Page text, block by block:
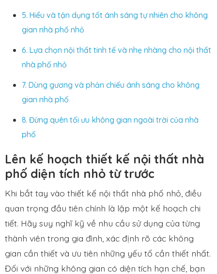
Hiểu và tận dụng tốt ánh sáng tự nhiên cho không
gian nhà phố nhỏ
Lựa chọn nội thất tinh tế và nhẹ nhàng cho nội thất
nhà phố nhỏ
Dùng gương và phản chiếu ánh sáng cho không
gian nhà phố
Đừng quên tối ưu không gian ngoài trời của nhà
phố
Lên kế hoạch thiết kế nội thất nhà
phố diện tích nhỏ từ trước
Khi bắt tay vào thiết kế nội thất nhà phố nhỏ , điều
quan trọng đầu tiên chính là lập một kế hoạch chi
tiết. Hãy suy nghĩ kỹ về nhu cầu sử dụng của từng
thành viên trong gia đình, xác định rõ các không
gian cần thiết và ưu tiên những yếu tố cần thiết nhất.
Đối với những không gian có diện tích hạn chế, bạn